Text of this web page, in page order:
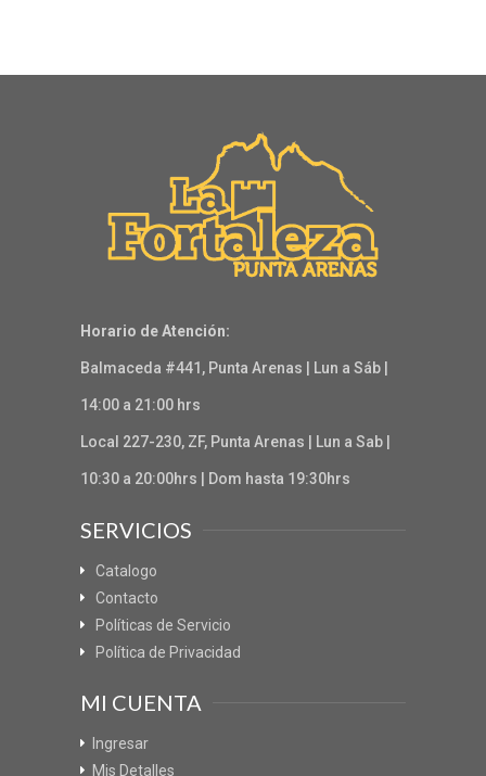
Horario de Atención:
Balmaceda #441, Punta Arenas | Lun a Sáb |
14:00 a 21:00 hrs
Local 227-230, ZF, Punta Arenas | Lun a Sab |
10:30 a 20:00hrs | Dom hasta 19:30hrs
SERVICIOS
Catalogo
Contacto
Políticas de Servicio
Política de Privacidad
MI CUENTA
Ingresar
Mis Detalles